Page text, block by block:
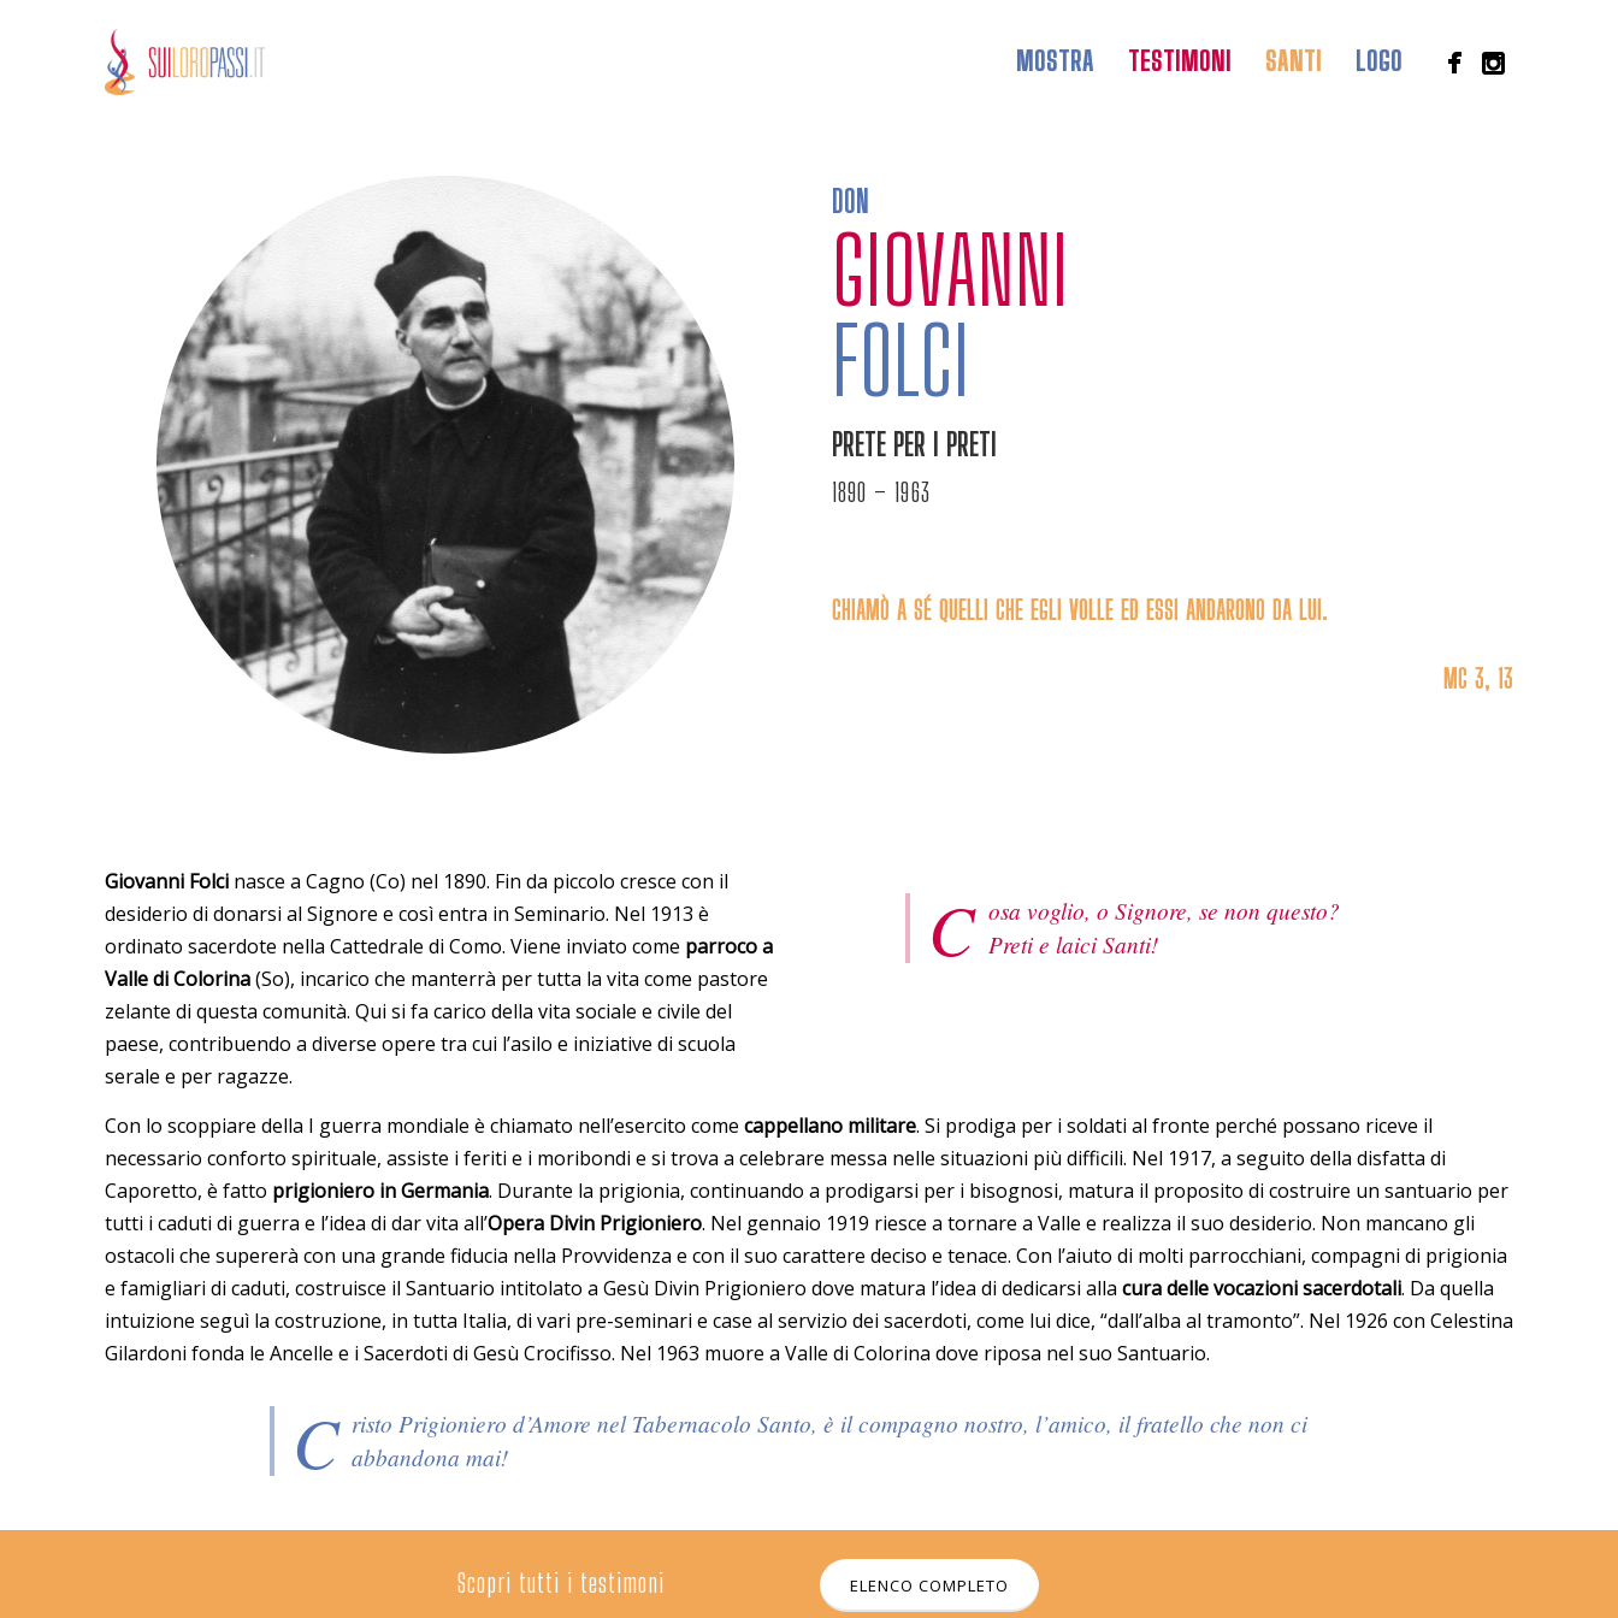
MOSTRA TESTIMONI SANTI LOGO
DON
GIOVANNI
FOLCI
PRETE PER I PRETI
1890 – 1963
CHIAMÒ A SÉ QUELLI CHE EGLI VOLLE ED ESSI ANDARONO DA LUI.
MC 3, 13
Giovanni Folci nasce a Cagno (Co) nel 1890. Fin da piccolo cresce con il
desiderio di donarsi al Signore e così entra in Seminario. Nel 1913 è
ordinato sacerdote nella Cattedrale di Como. Viene inviato come parroco a
Valle di Colorina(So), incarico che manterrà per tutta la vita come pastore
zelante di questa comunità. Qui si fa carico della vita sociale e civile del
paese, contribuendo a diverse opere tra cui l’asilo e iniziative di scuola
serale e per ragazze.
C osa voglio, o Signore, se non questo?
Preti e laici Santi!
Con lo scoppiare della I guerra mondiale è chiamato nell’esercito come cappellano militare. Si prodiga per i soldati al fronte perché possano riceve il
necessario conforto spirituale, assiste i feriti e i moribondi e si trova a celebrare messa nelle situazioni più difficili. Nel 1917, a seguito della disfatta di
Caporetto, è fatto prigioniero in Germania. Durante la prigionia, continuando a prodigarsi per i bisognosi, matura il proposito di costruire un santuario per
tutti i caduti di guerra e l’idea di dar vita all’Opera Divin Prigioniero. Nel gennaio 1919 riesce a tornare a Valle e realizza il suo desiderio. Non mancano gli
ostacoli che supererà con una grande fiducia nella Provvidenza e con il suo carattere deciso e tenace. Con l’aiuto di molti parrocchiani, compagni di prigionia
e famigliari di caduti, costruisce il Santuario intitolato a Gesù Divin Prigioniero dove matura l’idea di dedicarsi alla cura delle vocazioni sacerdotali. Da quella
intuizione seguì la costruzione, in tutta Italia, di vari pre-seminari e case al servizio dei sacerdoti, come lui dice, “dall’alba al tramonto”. Nel 1926 con Celestina
Gilardoni fonda le Ancelle e i Sacerdoti di Gesù Crocifisso. Nel 1963 muore a Valle di Colorina dove riposa nel suo Santuario.
C risto Prigioniero d’Amore nel Tabernacolo Santo, è il compagno nostro, l’amico, il fratello che non ci
abbandona mai!
Scopri tutti i testimoni ELENCO COMPLETO